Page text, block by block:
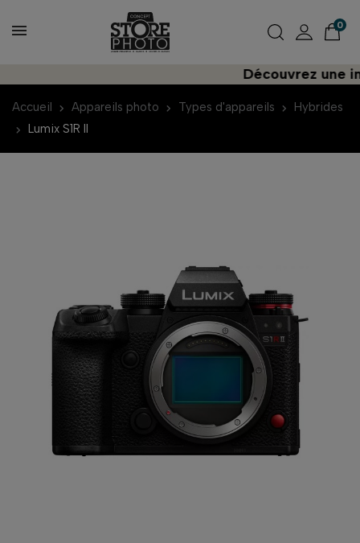
0
Découvrez une
Accueil Appareils photo Types d'appareils
Hybrides
Lumix S1R II